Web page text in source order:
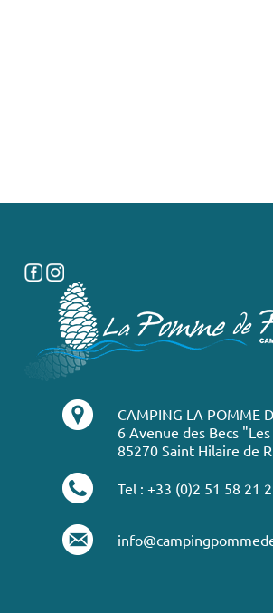
CAMPING LA POMME
6 Avenue des Becs
85270 Saint Hilaire de
Tel : +33 (0)2 51 58 21